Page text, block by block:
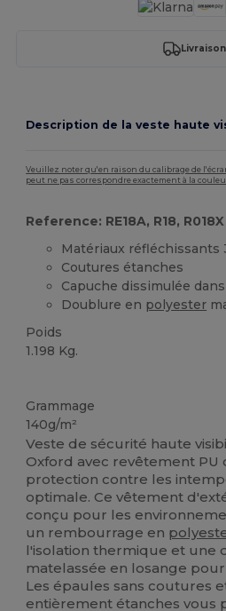
Description de la veste haute
Veuillez noter qu'en raison du calibrage de
peut ne pas correspondre exactement à la
Reference: RE18A, R18, R018X
Matériaux
Coutures étanches
Capuche dissimulée
Doublure en polyester
Poids
1.198 Kg.
Grammage
140g/m²
Veste de sécurité haute
Oxford avec revêtement PU
protection contre les
optimale. Ce vêtement
conçu pour les
un rembourrage en
l'isolation thermique et une
matelassée en losange
Les épaules sans coutures
entièrement étanches vous